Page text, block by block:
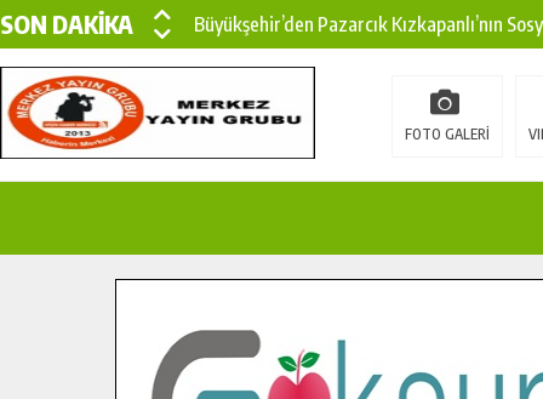
SON DAKİKA
Büyükşehir’den Pazarcık Kızkapanlı’nın
Büyükşehir’den Pazarcık Kırsalına Modern
Çin’den KSÜ’ye Uluslararası Başarı:
İlçe Jandarma Komutanı Karakaya’dan
FOTO GALERİ